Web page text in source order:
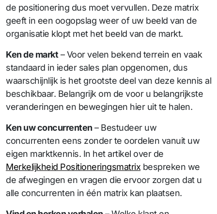
de positionering dus moet vervullen. Deze matrix
geeft in een oogopslag weer of uw beeld van de
organisatie klopt met het beeld van de markt.
Ken de markt – Voor velen bekend terrein en vaak
standaard in ieder sales plan opgenomen, dus
waarschijnlijk is het grootste deel van deze kennis al
beschikbaar. Belangrijk om de voor u belangrijkste
veranderingen en bewegingen hier uit te halen.
Ken uw concurrenten – Bestudeer uw
concurrenten eens zonder te oordelen vanuit uw
eigen marktkennis. In het artikel over de
Merkelijkheid Positioneringsmatrix bespreken we
de afwegingen en vragen die ervoor zorgen dat u
alle concurrenten in één matrix kan plaatsen.